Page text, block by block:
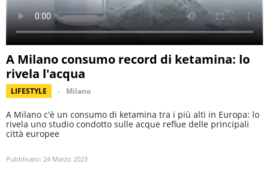
A Milano consumo record di ketamina: lo
rivela l'acqua
LIFESTYLE Milano
A Milano c'è un consumo di ketamina tra i più alti in Europa: lo
rivela uno studio condotto sulle acque reflue delle principali
città europee
Pubblicato: 24 Marzo 2023